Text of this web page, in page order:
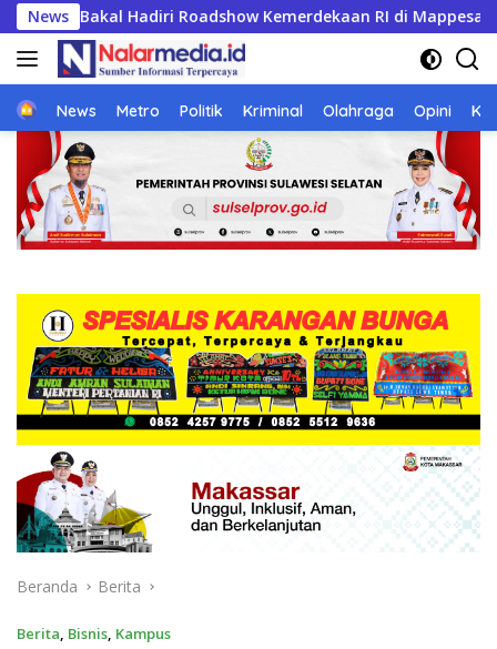
Langsung
ke
konten
News
RI di Mappesangka Bone Besok, Ratusan Doorprize Siap
Home
News Metro Politik Kriminal Olahraga Opini
Beranda Berita
Berita, Bisnis, Kampus